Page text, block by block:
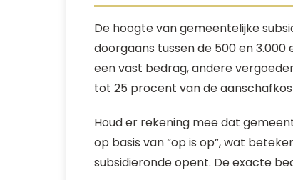
De hoogte van gemeentelijke
doorgaans tussen de 500 en
een vast bedrag, andere
tot 25 procent van de
Houd er rekening mee dat
op basis van “op is op”, wat
subsidieronde opent. De exacte